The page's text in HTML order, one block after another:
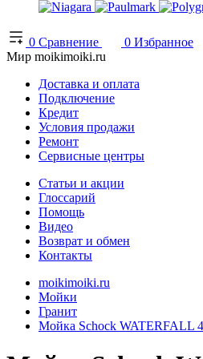
0 Сравнение 0 Избранное
Мир moikimoiki.ru
Доставка и оплата
Подключение
Кредит
Условия продажи
Ремонт
Сервисные центры
Статьи и акции
Глоссарий
Помощь
Видео
Возврат и обмен
Контакты
moikimoiki.ru
Мойки
Гранит
Мойка Schock WATERFALL